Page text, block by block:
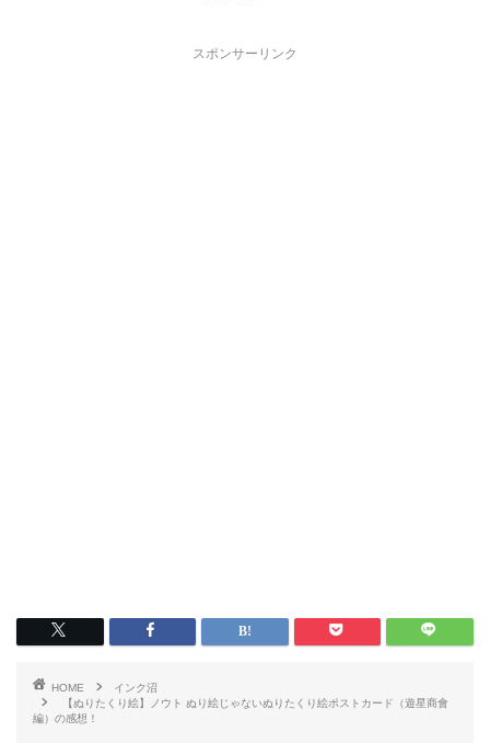
スポンサーリンク
HOME
インク沼
【ぬりたくり絵】ノウト ぬり絵じゃないぬりたくり絵ポストカード（遊星商會
編）の感想！